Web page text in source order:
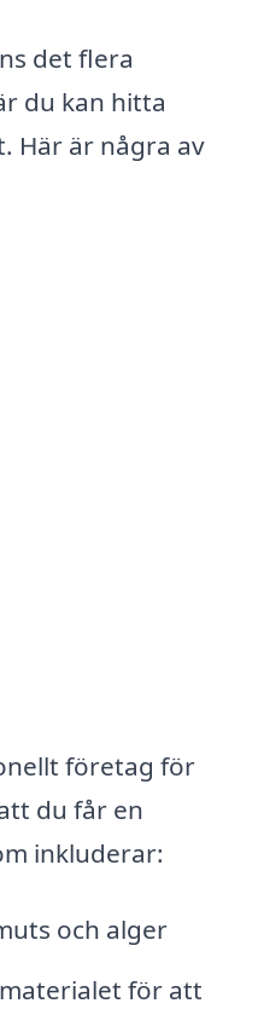
det flera
du kan hitta
Här är några av
företag för
du får en
inkluderar:
och alger
för att